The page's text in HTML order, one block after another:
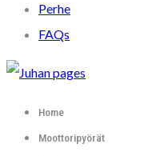
Perhe
FAQs
Home
Moottoripyörät